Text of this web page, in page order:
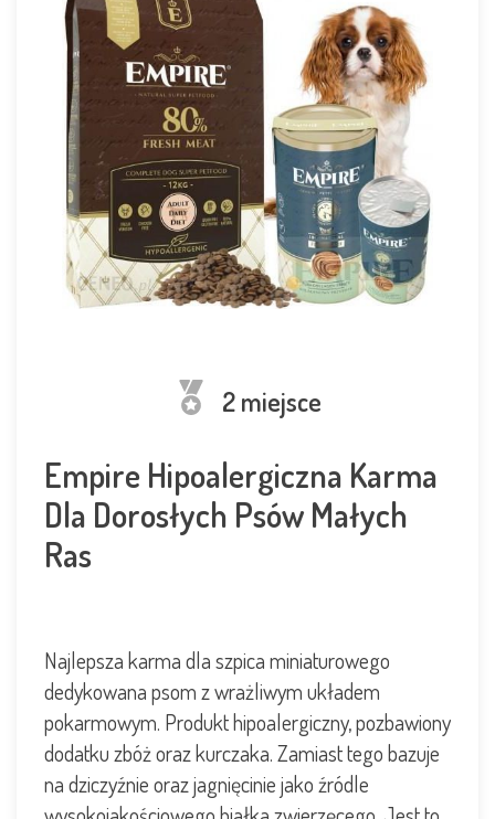
2 miejsce
Empire Hipoalergiczna Karma
Dla Dorosłych Psów Małych
Ras
Najlepsza karma dla szpica miniaturowego
dedykowana psom z wrażliwym układem
pokarmowym. Produkt hipoalergiczny, pozbawiony
dodatku zbóż oraz kurczaka. Zamiast tego bazuje
na dziczyźnie oraz jagnięcinie jako źródle